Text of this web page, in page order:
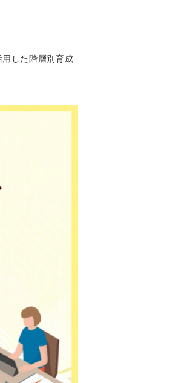
した階層別育成